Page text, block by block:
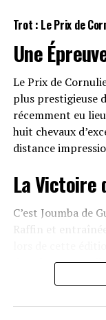
Jack is
Il avait suscité
course mais a
une nouvelle
Kambria
après un départ
présente ici avec
Trot : Le Prix de
Une
Le Prix de
plus prestigieuse
récemment eu
huit chevaux
distance
La Victoire
C’est Joumba de
Raffin et
dans la course,
jusqu’à l’arrivée,
terminé